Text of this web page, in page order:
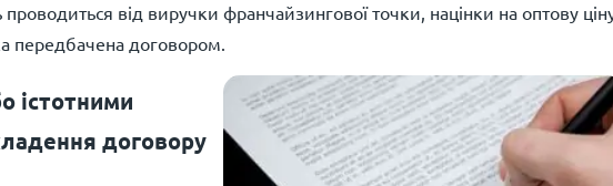
від виручки франчайзингової точки, націнки на оптову
передбачена договором.
істотними
договору